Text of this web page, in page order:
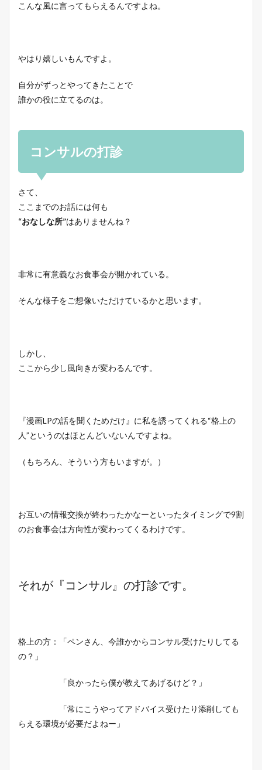
こんな風に言ってもらえるんですよね。
やはり嬉しいもんですよ。
自分がずっとやってきたことで
誰かの役に立てるのは。
コンサルの打診
さて、
ここまでのお話には何も
“おなしな所”はありませんね？
非常に有意義なお食事会が開かれている。
そんな様子をご想像いただけているかと思います。
しかし、
ここから少し風向きが変わるんです。
『漫画LPの話を聞くためだけ』に私を誘ってくれる“格上の
人”というのはほとんどいないんですよね。
（もちろん、そういう方もいますが。）
お互いの情報交換が終わったかなーといったタイミングで9割
のお食事会は方向性が変わってくるわけです。
それが『コンサル』の打診です。
格上の方：「ペンさん、今誰かからコンサル受けたりしてる
の？」
「良かったら僕が教えてあげるけど？」
「常にこうやってアドバイス受けたり添削しても
らえる環境が必要だよねー」